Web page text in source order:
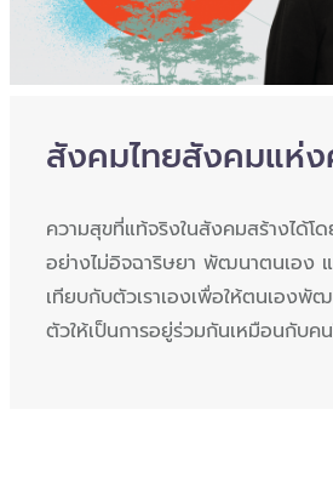
สังคมไทยสังคมแห่
ความสุขที่แท้จริงในสังคมสร้างได้โ
อย่างไม่อิจฉาริษยา พัฒนาตนเอง
เทียบกับตัวเราเองเพื่อให้ตนเอง
ตัวให้เป็นการอยู่ร่วมกันเหมือนกับค